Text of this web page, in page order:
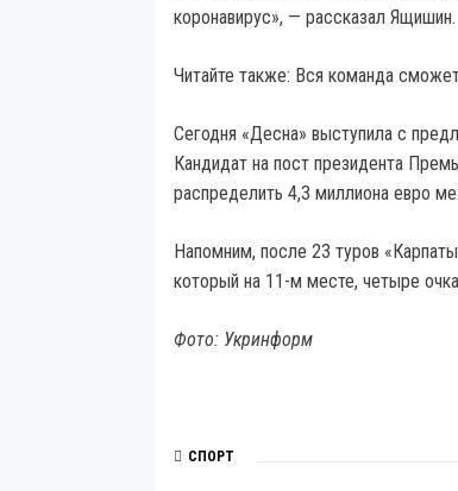
коронавирус», — рассказал Ящишин.
Читайте также: Вся команда
Сегодня «Десна» выступила с
Кандидат на пост президента
распределить 4,3 миллиона евро
Напомним, после 23 туров
который на 11-м месте, четыре
Фото: Укринформ
СПОРТ